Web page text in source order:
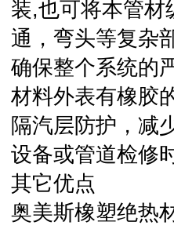
装,也可将本管材
通，弯头等复杂
确保整个系统的
材料外表有橡胶
隔汽层防护，减
设备或管道检修
其它优点
奥美斯橡塑绝热